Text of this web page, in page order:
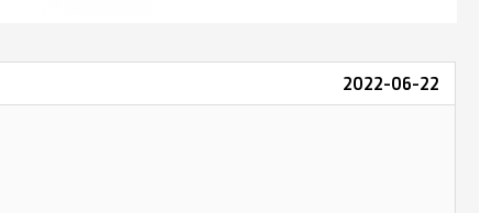
2022-06-22